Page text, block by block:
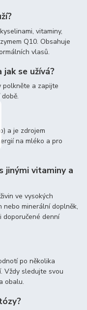
vitaminy,
Q10. Obsahuje
vlasů.
jak se užívá?
a zapijte
a je zdrojem
na mléko a pro
jinými vitaminy a
ve vysokých
nebo minerální doplněk,
doporučené denní
po několika
Vždy sledujte svou
obalu.